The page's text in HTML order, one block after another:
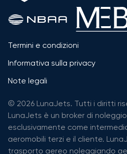
Termini e condizioni
Informativa sulla privacy
Note legali
© 2026 LunaJets. Tutti i diritti
LunaJets è un broker di
esclusivamente come
aeromobili terzi e il cliente.
trasporto aereo noleggiando